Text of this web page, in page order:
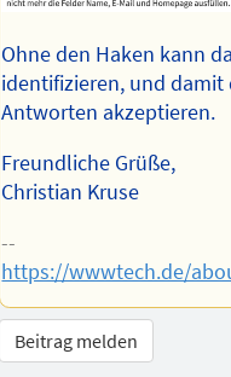
Ohne den Haken kann
identifizieren, und
Antworten akzeptieren.
Freundliche Grüße,
Christian Kruse
--
https://wwwtech.de/
Beitrag melden